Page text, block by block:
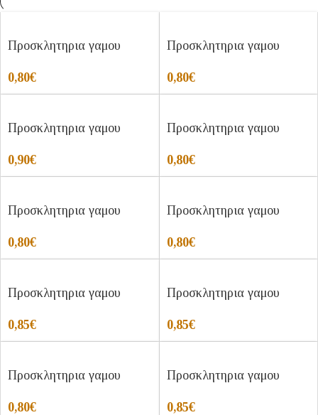
Προσκλητηρια γαμου
0,80€
Προσκλητηρια γαμου
0,80€
Προσκλητηρια γαμου
0,90€
Προσκλητηρια γαμου
0,80€
Προσκλητηρια γαμου
0,80€
Προσκλητηρια γαμου
0,80€
Προσκλητηρια γαμου
0,85€
Προσκλητηρια γαμου
0,85€
Προσκλητηρια γαμου
0,80€
Προσκλητηρια γαμου
0,85€